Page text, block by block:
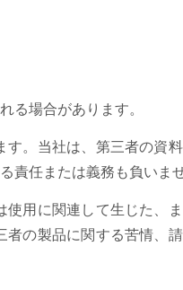
る場合があります。
。当社は、第三者の資
責任または義務も負いませ
用に関連して生じた、
の製品に関する苦情、